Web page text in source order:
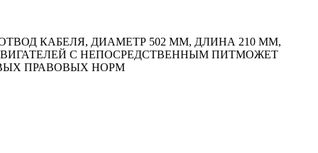
КАБЕЛЯ, ДИАМЕТР 502 ММ, ДЛИНА 210 ММ,
С НЕПОСРЕДСТВЕННЫМ ПИТМОЖЕТ
ПРАВОВЫХ НОРМ